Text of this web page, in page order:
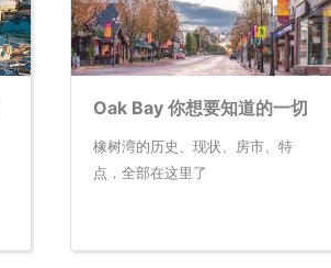
Oak Bay 你想要知道的一切
橡树湾的历史、现状、房市、特
点，全部在这里了